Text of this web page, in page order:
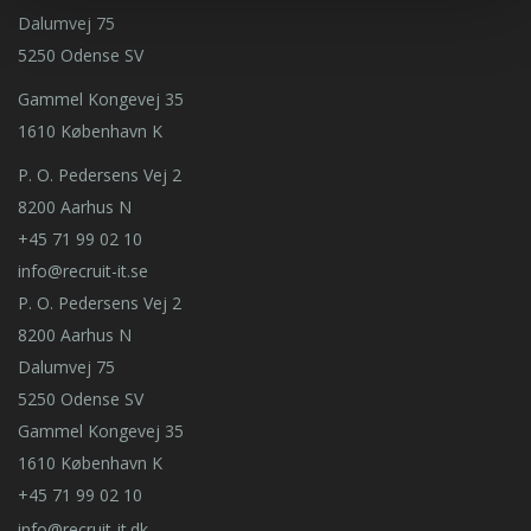
Dalumvej 75
5250 Odense SV
Gammel Kongevej 35
1610 København K
P. O. Pedersens Vej 2
8200 Aarhus N
+45 71 99 02 10
info@recruit-it.se
P. O. Pedersens Vej 2
8200 Aarhus N
Dalumvej 75
5250 Odense SV
Gammel Kongevej 35
1610 København K
+45 71 99 02 10